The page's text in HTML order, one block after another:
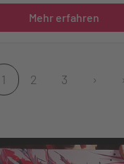
Mehr erfahren
1
2 3 ›